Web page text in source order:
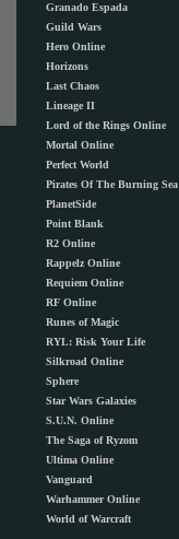
Granado Espada
Guild Wars
Hero Online
Horizons
Last Chaos
Lineage II
Lord of the Rings Online
Mortal Online
Perfect World
Pirates Of The Burning Sea
PlanetSide
Point Blank
R2 Online
Rappelz Online
Requiem Online
RF Online
Runes of Magic
RYL: Risk Your Life
Silkroad Online
Sphere
Star Wars Galaxies
S.U.N. Online
The Saga of Ryzom
Ultima Online
Vanguard
Warhammer Online
World of Warcraft